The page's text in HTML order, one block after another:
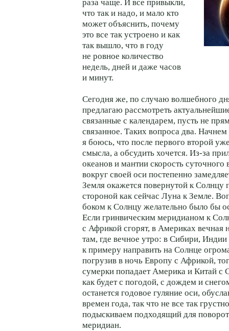
раза чаще. И все привыкли,
что так и надо, и мало кто
может объяснить, почему
это все так устроено и как
так вышло, что в году
не ровное количество
недель, дней и даже часов
и минут.
Сегодня же, по случаю волшебного
предлагаю рассмотреть
связанные с календарем, пусть не
связанное. Таких вопроса два.
я боюсь, что после первого второй
смысла, а обсудить хочется. Из-за
океанов и мантии скорость
вокруг своей оси постепенно
Земля окажется повернутой к Солнцу
стороной как сейчас Луна к Земле.
боком к Солнцу желательно было бы
Если гринвическим меридианом к
с Африкой сгорят, в Америках вечная
там, где вечное утро: в Сибири,
к примеру направить на Солнце
погрузив в ночь Европу с Африкой,
сумерки попадает Америка и Китай с
как будет с погодой, с дождем и
останется годовое гуляние оси,
времен года, так что не все так
подыскиваем подходящий для
меридиан.